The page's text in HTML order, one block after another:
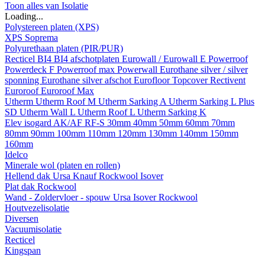
Toon alles van Isolatie
Loading...
Polystereen platen (XPS)
XPS Soprema
Polyurethaan platen (PIR/PUR)
Recticel BI4 BI4 afschotplaten Eurowall / Eurowall E Powerroof
Powerdeck F Powerroof max Powerwall Eurothane silver / silver
sponning Eurothane silver afschot EurofloorTopcoverRectivent
EuroroofEuroroof Max
Utherm Utherm Roof M Utherm Sarking A Utherm Sarking L Plus
SD Utherm Wall L Utherm Roof L Utherm Sarking K
Elev isogard AK/AF RF-S 30mm 40mm 50mm 60mm 70mm
80mm 90mm 100mm 110mm 120mm 130mm 140mm 150mm
160mm
Idelco
Minerale wol (platen en rollen)
Hellend dak Ursa KnaufRockwool Isover
Plat dak Rockwool
Wand - Zoldervloer - spouw Ursa IsoverRockwool
Houtvezelisolatie
Diversen
Vacuumisolatie
Recticel
Kingspan